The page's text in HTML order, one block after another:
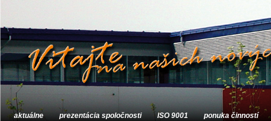
aktuálne prezentácia spoločnosti ISO 9001 ponuka činností